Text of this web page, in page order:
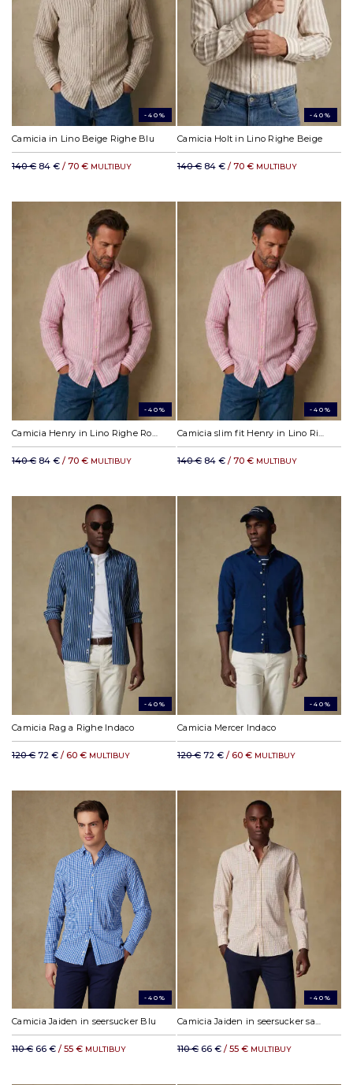
-40%
Camicia in Lino Beige Righe Blu
140 € 84 € / 70 € MULTIBUY
-40%
Camicia Holt in Lino Righe Beige
140 € 84 € / 70 € MULTIBUY
-40%
Camicia Henry in Lino Righe Rosa
140 € 84 € / 70 € MULTIBUY
-40%
Camicia slim fit Henry in Lino Righe Rosa
140 € 84 € / 70 € MULTIBUY
-40%
Camicia Rag a Righe Indaco
120 € 72 € / 60 € MULTIBUY
-40%
Camicia Mercer Indaco
120 € 72 € / 60 € MULTIBUY
-40%
Camicia Jaiden in seersucker Blu
110 € 66 € / 55 € MULTIBUY
-40%
Camicia Jaiden in seersucker sable
110 € 66 € / 55 € MULTIBUY